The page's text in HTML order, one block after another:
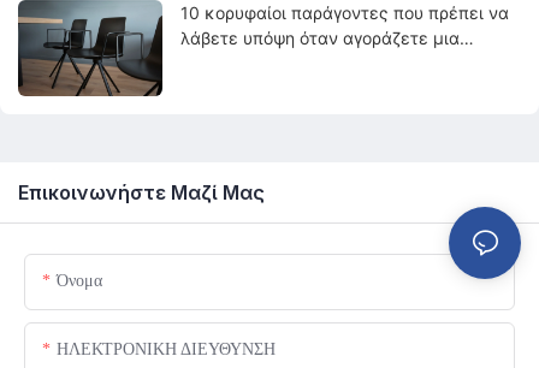
10 κορυφαίοι παράγοντες που πρέπει να
λάβετε υπόψη όταν αγοράζετε μια
Επικοινωνήστε Μαζί Μας
Όνομα
ΗΛΕΚΤΡΟΝΙΚΗ ΔΙΕΥΘΥΝΣΗ